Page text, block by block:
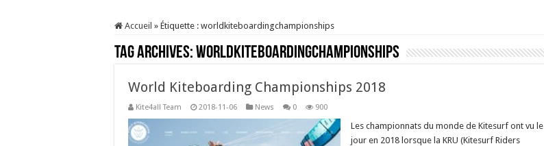
Accueil » Étiquette : worldkiteboardingchampionships
Tag Archives:worldkiteboardingchampionships
World Kiteboarding Championships 2018
Kite4all Team 2018-11-06 News 0 900
Les championnats du monde de Kitesurf ont vu le
jour en 2018 lorsque la KRU (Kitesurf Riders